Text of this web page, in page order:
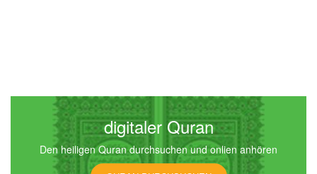
digitaler Quran
Den heiligen Quran durchsuchen und onlien anhören